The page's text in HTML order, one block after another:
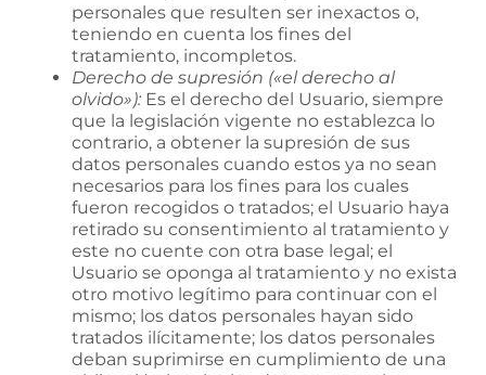
personales que resulten ser inexactos o,
teniendo en cuenta los fines del
tratamiento, incompletos.
Derecho de supresión («el derecho al
olvido»): Es el derecho del Usuario, siempre
que la legislación vigente no establezca lo
contrario, a obtener la supresión de sus
datos personales cuando estos ya no sean
necesarios para los fines para los cuales
fueron recogidos o tratados; el Usuario haya
retirado su consentimiento al tratamiento y
este no cuente con otra base legal; el
Usuario se oponga al tratamiento y no exista
otro motivo legítimo para continuar con el
mismo; los datos personales hayan sido
tratados ilícitamente; los datos personales
deban suprimirse en cumplimiento de una